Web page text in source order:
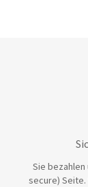
Sie
secure)